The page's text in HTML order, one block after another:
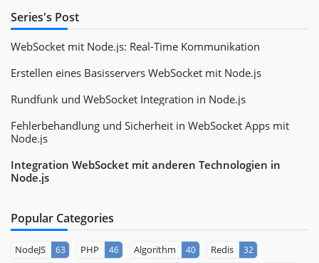
Series's Post
WebSocket mit Node.js: Real-Time Kommunikation
Erstellen eines Basisservers WebSocket mit Node.js
Rundfunk und WebSocket Integration in Node.js
Fehlerbehandlung und Sicherheit in WebSocket Apps mit
Node.js
Integration WebSocket mit anderen Technologien in
Node.js
Popular Categories
NodeJS 63 PHP 46 Algorithm 40 Redis 32